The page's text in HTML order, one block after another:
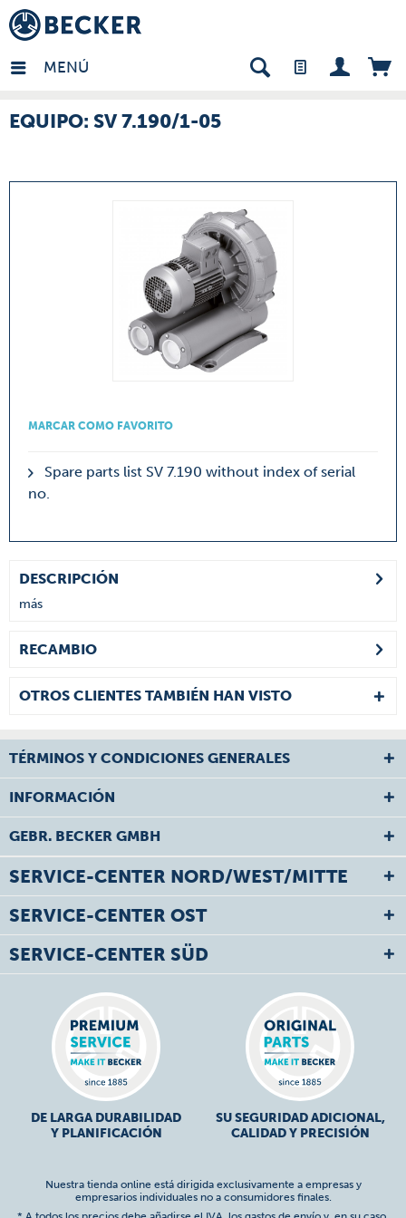
MENÚ
- ES
EQUIPO: SV 7.190/1-05
MARCAR COMO FAVORITO
Spare parts list SV 7.190 without index of serial
no.
DESCRIPCIÓN
más
RECAMBIO
OTROS CLIENTES TAMBIÉN HAN VISTO
TÉRMINOS Y CONDICIONES GENERALES
INFORMACIÓN
GEBR. BECKER GMBH
SERVICE-CENTER NORD/WEST/MITTE
SERVICE-CENTER OST
SERVICE-CENTER SÜD
DE LARGA DURABILIDAD
Y PLANIFICACIÓN
SU SEGURIDAD ADICIONAL,
CALIDAD Y PRECISIÓN
Nuestra tienda online está dirigida exclusivamente a empresas y
empresarios individuales no a consumidores finales.